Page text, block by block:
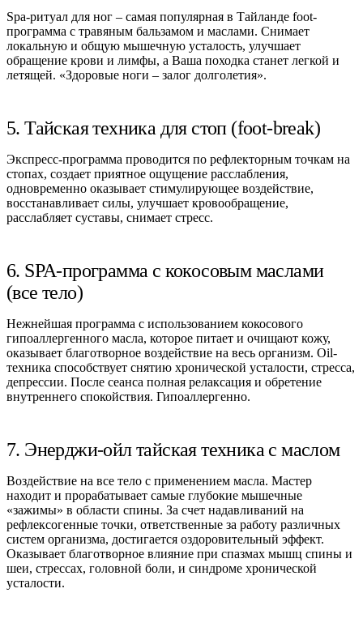
Spa-ритуал для ног – самая популярная в Тайланде foot-
программа с травяным бальзамом и маслами. Снимает
локальную и общую мышечную усталость, улучшает
обращение крови и лимфы, а Ваша походка станет легкой и
летящей. «Здоровые ноги – залог долголетия».
5. Тайская техника для стоп (foot-break)
Экспресс-программа проводится по рефлекторным точкам на
стопах, создает приятное ощущение расслабления,
одновременно оказывает стимулирующее воздействие,
восстанавливает силы, улучшает кровообращение,
расслабляет суставы, снимает стресс.
6. SPA-программа с кокосовым маслами
(все тело)
Нежнейшая программа с использованием кокосового
гипоаллергенного масла, которое питает и очищают кожу,
оказывает благотворное воздействие на весь организм. Oil-
техника способствует снятию хронической усталости, стресса,
депрессии. После сеанса полная релаксация и обретение
внутреннего спокойствия. Гипоаллергенно.
7. Энерджи-ойл тайская техника с маслом
Воздействие на все тело с применением масла. Мастер
находит и прорабатывает самые глубокие мышечные
«зажимы» в области спины. За счет надавливаний на
рефлексогенные точки, ответственные за работу различных
систем организма, достигается оздоровительный эффект.
Оказывает благотворное влияние при спазмах мышц спины и
шеи, стрессах, головной боли, и синдроме хронической
усталости.